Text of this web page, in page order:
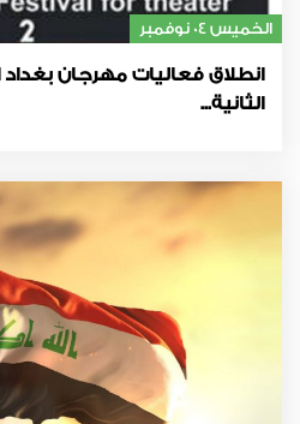
الخميس 04 نوفمبر
انطلاق فعاليات مهرجان بغداد
الثانية...